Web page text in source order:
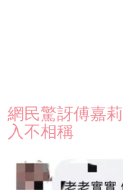
網民驚訝傅嘉
入不相稱